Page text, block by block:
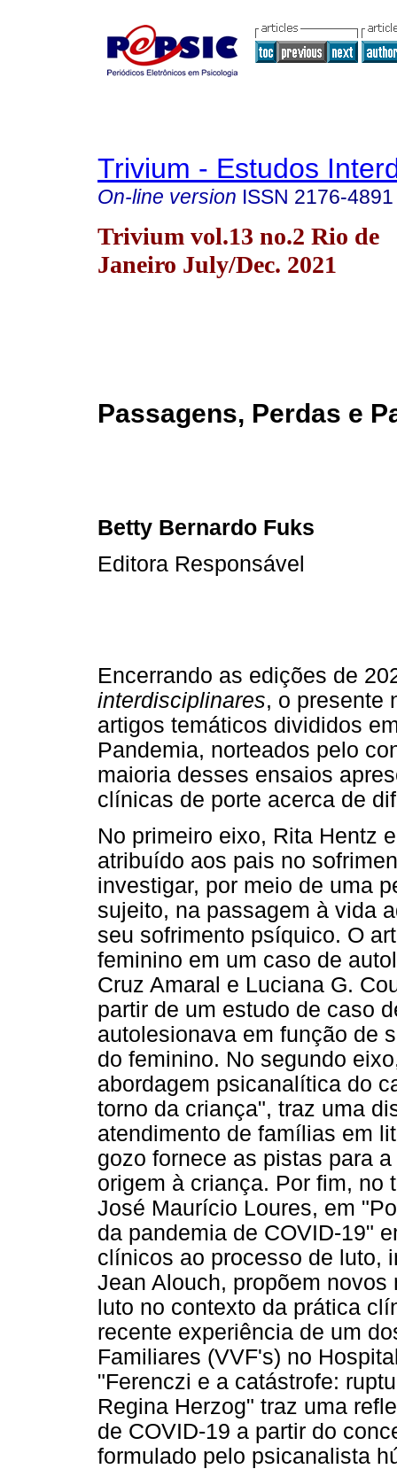
Trivium - Estudos
On-line version ISSN 2176-4891
Trivium vol.13 no.2 Rio de
Janeiro July/Dec. 2021
Passagens, Perdas e
Betty Bernardo Fuks
Editora Responsável
Encerrando as edições de
interdisciplinares, o presente
artigos temáticos divididos
Pandemia, norteados pelo
maioria desses ensaios
clínicas de porte acerca de
No primeiro eixo, Rita Hentz
atribuído aos pais no
investigar, por meio de uma
sujeito, na passagem à vida
seu sofrimento psíquico. O
feminino em um caso de
Cruz Amaral e Luciana G.
partir de um estudo de caso
autolesionava em função de
do feminino. No segundo
abordagem psicanalítica do
torno da criança", traz uma
atendimento de famílias em
gozo fornece as pistas para
origem à criança. Por fim, no
José Maurício Loures, em
da pandemia de COVID-19"
clínicos ao processo de luto,
Jean Alouch, propõem
luto no contexto da prática
recente experiência de um
Familiares (VVF's) no
"Ferenczi e a catástrofe:
Regina Herzog" traz uma
de COVID-19 a partir do
formulado pelo psicanalista